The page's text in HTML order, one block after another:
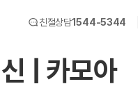
친절상담1544-5344
| 카모아